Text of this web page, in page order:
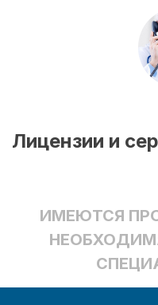
Лицензии и
ИМЕЮТСЯ